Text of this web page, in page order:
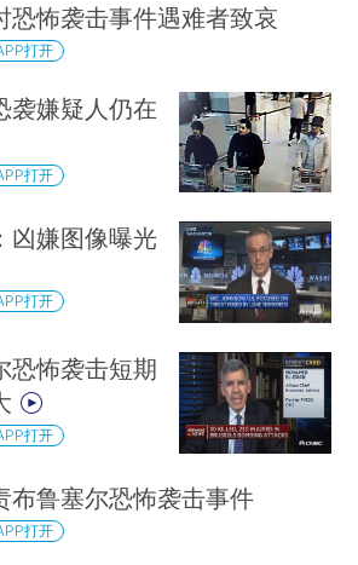
恐怖袭击事件遇难者致哀
打开
袭嫌疑人仍在
打开
凶嫌图像曝光
打开
恐怖袭击短期
打开
布鲁塞尔恐怖袭击事件
打开